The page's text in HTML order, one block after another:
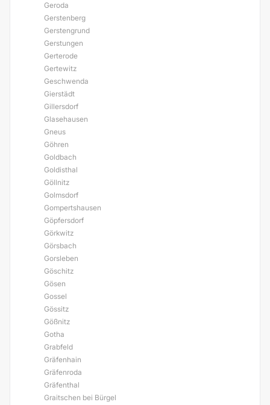
Geroda
Gerstenberg
Gerstengrund
Gerstungen
Gerterode
Gertewitz
Geschwenda
Gierstädt
Gillersdorf
Glasehausen
Gneus
Göhren
Goldbach
Goldisthal
Göllnitz
Golmsdorf
Gompertshausen
Göpfersdorf
Görkwitz
Görsbach
Gorsleben
Göschitz
Gösen
Gossel
Gössitz
Gößnitz
Gotha
Grabfeld
Gräfenhain
Gräfenroda
Gräfenthal
Graitschen bei Bürgel